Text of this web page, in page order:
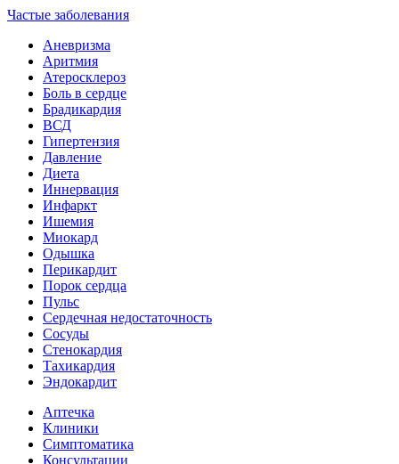
Частые заболевания
Аневризма
Аритмия
Атеросклероз
Боль в сердце
Брадикардия
ВСД
Гипертензия
Давление
Диета
Иннервация
Инфаркт
Ишемия
Миокард
Одышка
Перикардит
Порок сердца
Пульс
Сердечная недостаточность
Сосуды
Стенокардия
Тахикардия
Эндокардит
Аптечка
Клиники
Симптоматика
Консультации